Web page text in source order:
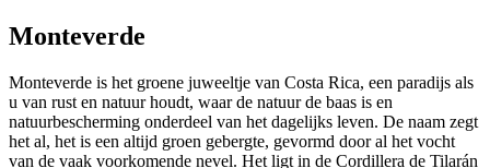
Monteverde
Monteverde is het groene juweeltje van Costa Rica, een paradijs als
u van rust en natuur houdt, waar de natuur de baas is en
natuurbescherming onderdeel van het dagelijks leven. De naam zegt
het al, het is een altijd groen gebergte, gevormd door al het vocht
van de vaak voorkomende nevel. Het ligt in de Cordillera de Tilarán